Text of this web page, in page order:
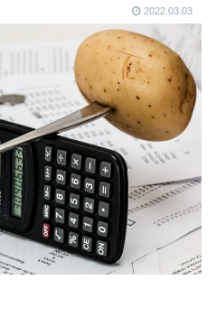
2022.03.03